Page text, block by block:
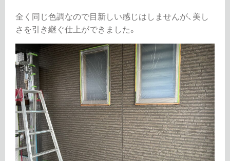
全く同じ色調なので目新しい感じはしませんが、美し
さを引き継ぐ仕上ができました。